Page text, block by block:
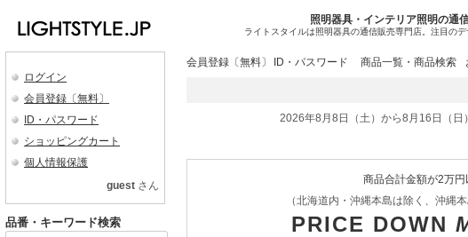
照明器具・インテリア照明の通
ライトスタイルは照明器具の通信販売専門店。注目の
ログイン
会員登録〔無料〕
ID・パスワード
ショッピングカート
個人情報保護
guest さん
品番・キーワード検索
会員登録〔無料〕 ID・パスワード 商品一覧・商品検索
2026年8月8日（土）から8月16日（日
商品合計金額が2万
（北海道内・沖縄本島は除く、沖縄
PRICE DOWN